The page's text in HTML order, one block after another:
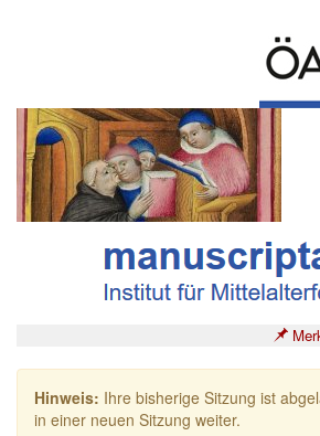
Hinweis: Ihre bisherige Sitzung ist
in einer neuen Sitzung weiter.